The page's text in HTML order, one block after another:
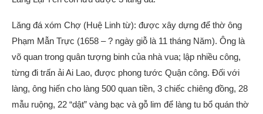
Lăng đá xóm Chợ (Huệ Linh từ): được xây dựng để thờ ông
Phạm Mẫn Trực (1658 – ? ngày giỗ là 11 tháng Năm). Ông là
võ quan trong quân tượng binh của nhà vua; lập nhiều công,
từng đi trấn ải Ai Lao, được phong tước Quận công. Đối với
làng, ông hiến cho làng 500 quan tiền, 3 chiếc chiêng đồng, 28
mẫu ruộng, 22 “dật” vàng bạc và gỗ lim để làng tu bổ quán thờ